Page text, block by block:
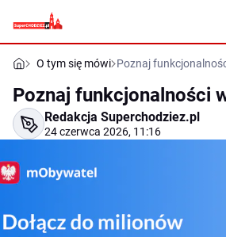
O tym się mówi Poznaj
Poznaj funkcjonalności
Redakcja Superchodziez.pl
24 czerwca 2026, 11:16